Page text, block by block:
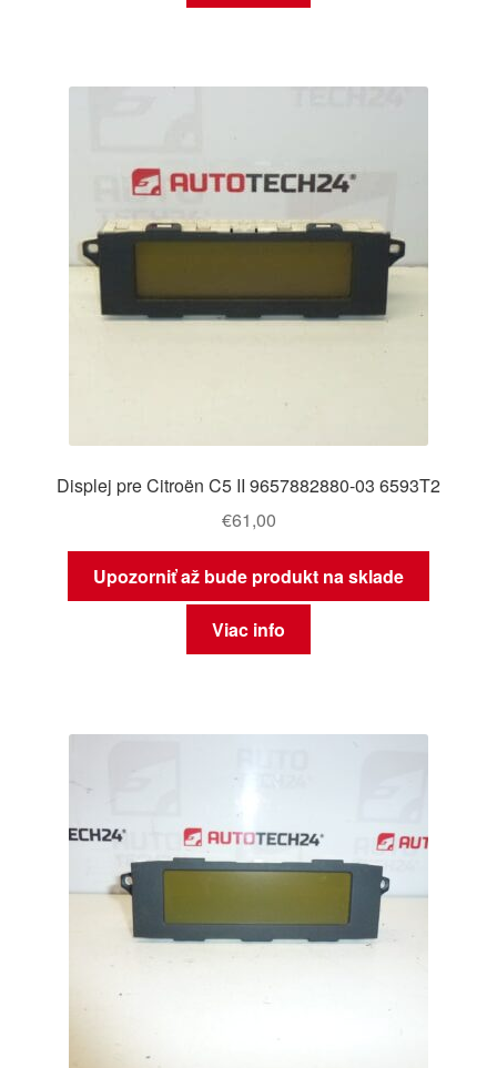
Displej pre Citroën C5 II 9657882880-03 6593T2
€61,00
Upozorniť až bude produkt na sklade
Viac info